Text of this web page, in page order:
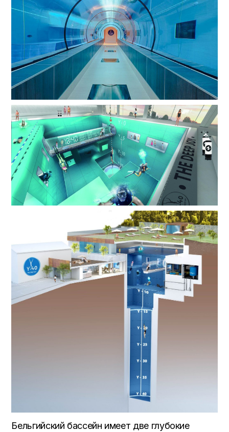
Бельгийский бассейн имеет две глубокие